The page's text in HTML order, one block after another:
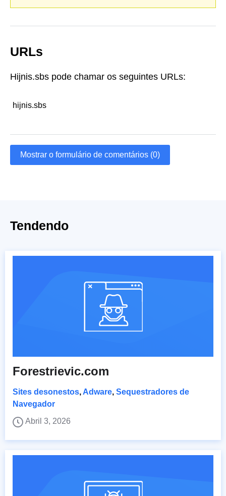
URLs
Hijnis.sbs pode chamar os seguintes URLs:
hijnis.sbs
Mostrar o formulário de comentários (0)
Tendendo
Forestrievic.com
Sites desonestos, Adware, Sequestradores de
Navegador
Abril 3, 2026